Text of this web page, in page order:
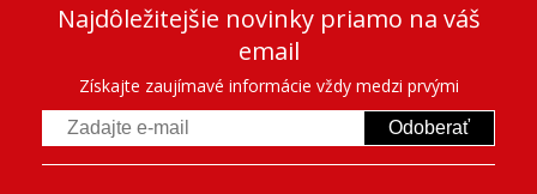
Najdôležitejšie novinky priamo na váš
email
Získajte zaujímavé informácie vždy medzi prvými
Odoberať